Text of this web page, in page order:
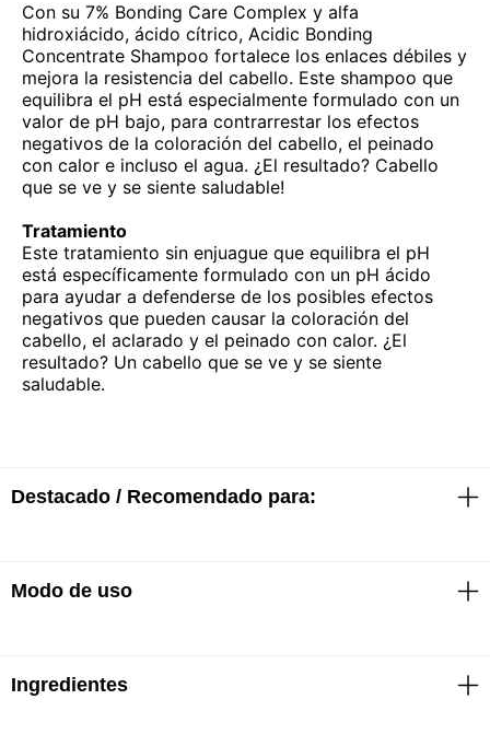
Con su 7% Bonding Care Complex y alfa
hidroxiácido, ácido cítrico, Acidic Bonding
Concentrate Shampoo fortalece los enlaces débiles y
mejora la resistencia del cabello. Este shampoo que
equilibra el pH está especialmente formulado con un
valor de pH bajo, para contrarrestar los efectos
negativos de la coloración del cabello, el peinado
con calor e incluso el agua. ¿El resultado? Cabello
que se ve y se siente saludable!
Tratamiento
Este tratamiento sin enjuague que equilibra el pH
está específicamente formulado con un pH ácido
para ayudar a defenderse de los posibles efectos
negativos que pueden causar la coloración del
cabello, el aclarado y el peinado con calor. ¿El
resultado? Un cabello que se ve y se siente
saludable.
Destacado / Recomendado para:
Shampoo
· Cabello 11 veces más suave***
Modo de uso
Shampoo
Ingredientes